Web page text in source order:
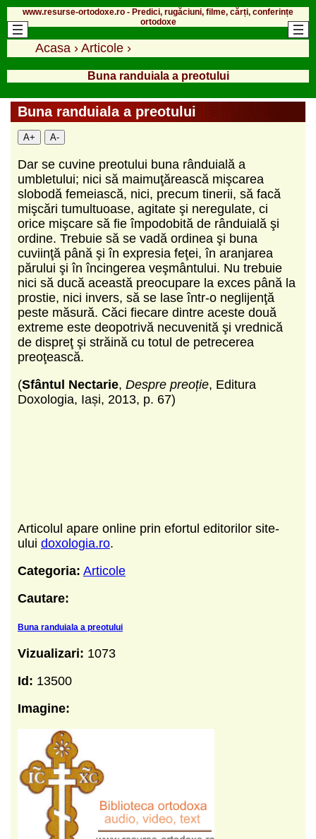
www.resurse-ortodoxe.ro - Predici, rugăciuni, filme, cărți, conferințe
ortodoxe
Acasa › Articole ›
Buna randuiala a preotului
Buna randuiala a preotului
A+ A-
Dar se cuvine preotului buna rânduială a
umbletului; nici să maimuţărească mişcarea
slobodă femeiască, nici, precum tinerii, să facă
mişcări tumultuoase, agitate şi neregulate, ci
orice mişcare să fie împodobită de rânduială şi
ordine. Trebuie să se vadă ordinea şi buna
cuviinţă până şi în expresia feţei, în aranjarea
părului şi în încingerea veşmântului. Nu trebuie
nici să ducă această preocupare la exces până la
prostie, nici invers, să se lase într-o neglijenţă
peste măsură. Căci fiecare dintre aceste două
extreme este deopotrivă necuvenită şi vrednică
de dispreţ şi străină cu totul de petrecerea
preoţească.
(Sfântul Nectarie, Despre preoție, Editura
Doxologia, Iași, 2013, p. 67)
Articolul apare online prin efortul editorilor site-
ului doxologia.ro.
Categoria: Articole
Cautare:
Buna randuiala a preotului
Vizualizari: 1073
Id: 13500
Imagine: